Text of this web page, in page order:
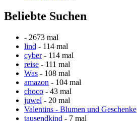
Beliebte Suchen
- 2673 mal
lind - 114 mal
cyber- 114 mal
reise - 111 mal
Was - 108 mal
amazon - 104 mal
choco - 43 mal
juwel - 20 mal
Valentins - Blumen und Geschenke
tausendkind - 7 mal